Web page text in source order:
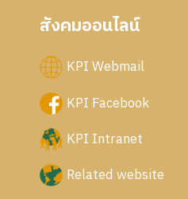
สังคมออนไลน์
KPI Webmail
KPI Facebook
KPI Intranet
Related website